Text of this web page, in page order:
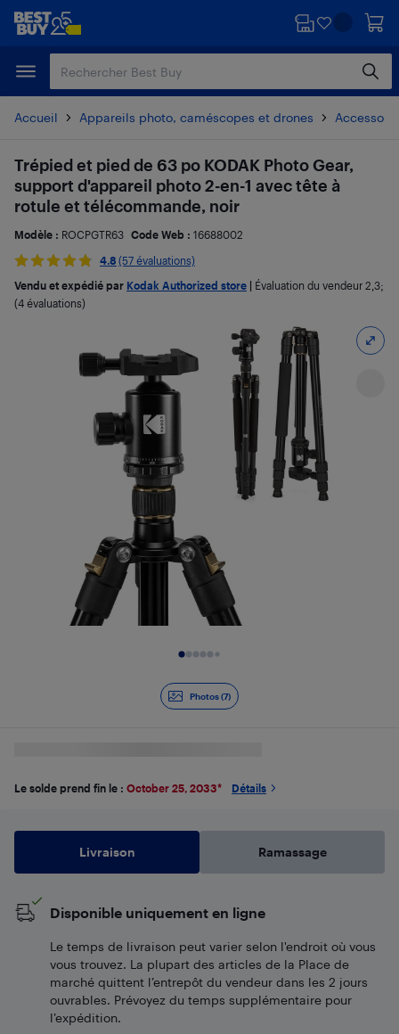
Passer
principal
Passer
Accueil Appareils photo, caméscopes et drones
Photos (7)
Trépied et pied de 63 po KODAK Photo Gear,
support d'appareil photo 2-en-1 avec tête à
rotule et télécommande, noir
Modèle : ROCPGTR63 Code Web : 16688002
4.8 (57 évaluations)
Vendu et expédié par Kodak Authorized store Évaluation du vendeur 2,3;
(4 évaluations)
Le solde prend fin le : October 25, 2033* Détails
Livraison Ramassage
Disponible uniquement en ligne
Le temps de livraison peut varier selon l'endroit où vous
vous trouvez. La plupart des articles de la Place de
marché quittent l’entrepôt du vendeur dans les 2 jours
ouvrables. Prévoyez du temps supplémentaire pour
l’expédition.